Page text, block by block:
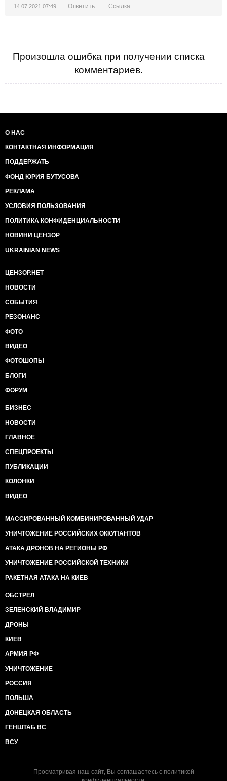
14.07.2021 07:49 Ответить Ссылка
Произошла ошибка при получении списка
комментариев.
О НАС
КОНТАКТНАЯ ИНФОРМАЦИЯ
ПОДДЕРЖАТЬ
ФОНД ЮРИЯ БУТУСОВА
РЕКЛАМА
УСЛОВИЯ ПОЛЬЗОВАНИЯ
ПОЛИТИКА КОНФИДЕНЦИАЛЬНОСТИ
НОВИНИ ЦЕНЗОР
UKRAINIAN NEWS
ЦЕНЗОР.НЕТ
НОВОСТИ
СОБЫТИЯ
РЕЗОНАНС
ФОТО
ВИДЕО
ФОТОШОПЫ
БЛОГИ
ФОРУМ
БИЗНЕС
НОВОСТИ
ГЛАВНОЕ
СПЕЦПРОЕКТЫ
ПУБЛИКАЦИИ
КОЛОНКИ
ВИДЕО
МАССИРОВАННЫЙ КОМБИНИРОВАННЫЙ УДАР
УНИЧТОЖЕНИЕ РОССИЙСКИХ ОККУПАНТОВ
АТАКА ДРОНОВ НА РЕГИОНЫ РФ
УНИЧТОЖЕНИЕ РОССИЙСКОЙ ТЕХНИКИ
РАКЕТНАЯ АТАКА НА КИЕВ
ОБСТРЕЛ
ЗЕЛЕНСКИЙ ВЛАДИМИР
ДРОНЫ
КИЕВ
АРМИЯ РФ
УНИЧТОЖЕНИЕ
РОССИЯ
ПОЛЬША
ДОНЕЦКАЯ ОБЛАСТЬ
ГЕНШТАБ ВС
ВСУ
Просматривая наш сайт, Вы соглашаетесь с политикой